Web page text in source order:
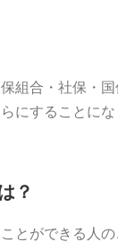
組合・社保・
にすることにな
？
とができる人